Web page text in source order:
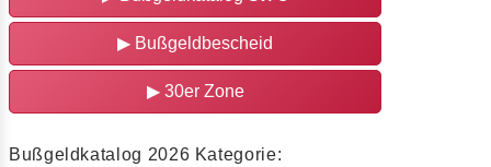
▶ Bußgeldbescheid
▶30er Zone
Bußgeldkatalog 2026 Kategorie: